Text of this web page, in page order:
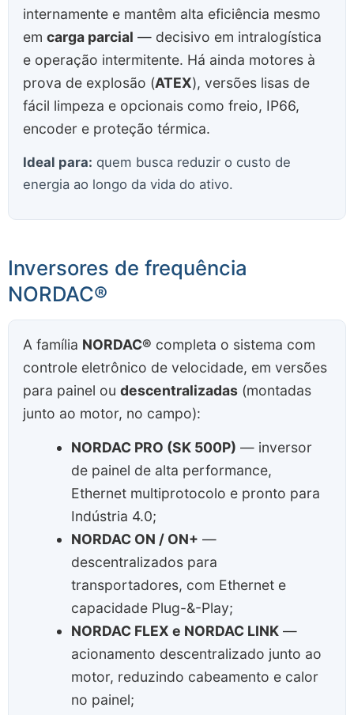
internamente e mantêm alta eficiência mesmo
em carga parcial — decisivo em intralogística
e operação intermitente. Há ainda motores à
prova de explosão (ATEX), versões lisas de
fácil limpeza e opcionais como freio, IP66,
encoder e proteção térmica.
Ideal para: quem busca reduzir o custo de
energia ao longo da vida do ativo.
Inversores de frequência
NORDAC®
A família NORDAC® completa o sistema com
controle eletrônico de velocidade, em versões
para painel ou descentralizadas (montadas
junto ao motor, no campo):
NORDAC PRO (SK 500P) — inversor
de painel de alta performance,
Ethernet multiprotocolo e pronto para
Indústria 4.0;
NORDAC ON / ON+ —
descentralizados para
transportadores, com Ethernet e
capacidade Plug-&-Play;
NORDAC FLEX e NORDAC LINK —
acionamento descentralizado junto ao
motor, reduzindo cabeamento e calor
no painel;